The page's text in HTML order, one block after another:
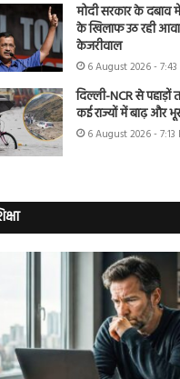
मोदी सरकार के
के खिलाफ उठ रही
केजरीवाल
6 August 2026 - 7:43
दिल्ली-NCR से
कई राज्यों में बाढ़ और
6 August 2026 - 7:13